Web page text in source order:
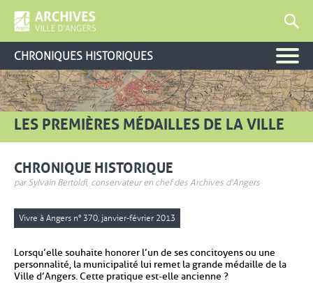
CHRONIQUES HISTORIQUES
LES PREMIÈRES MÉDAILLES DE LA VILLE
CHRONIQUE HISTORIQUE
par Sylvain Bertoldi, conservateur en chef des Archives d'Angers
Vivre à Angers n° 370, janvier-février 2013
Lorsqu’elle souhaite honorer l’un de ses concitoyens ou une
personnalité, la municipalité lui remet la grande médaille de la
Ville d’Angers. Cette pratique est-elle ancienne ?